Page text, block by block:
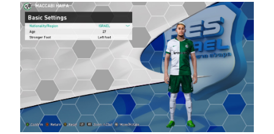
Beer
Sheva,
Hapoel Tel
Aviv,
Maccabi
Tel Aviv
And
Maccabi
Haifa)
Noam_r
19/07/2025
17:06